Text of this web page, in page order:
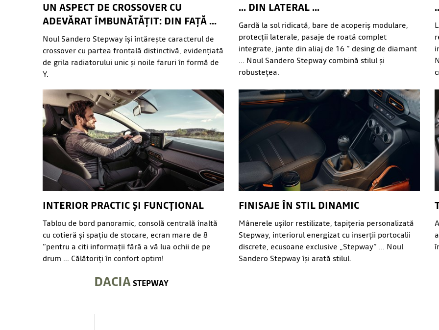
UN ASPECT DE CROSSOVER CU
ADEVĂRAT ÎMBUNĂTĂȚIT: DIN FAȚĂ ...
Noul Sandero Stepway își întărește caracterul de
crossover cu partea frontală distinctivă, evidențiată
de grila radiatorului unic și noile faruri în formă de
Y.
... DIN LATERAL ...
Gardă la sol ridicată, bare de acoperiș modulare,
protecții laterale, pasaje de roată complet
integrate, jante din aliaj de 16 ” desing de diamant
... Noul Sandero Stepway combină stilul și
robustețea.
INTERIOR PRACTIC ȘI FUNCȚIONAL
Tablou de bord panoramic, consolă centrală înaltă
cu cotieră și spațiu de stocare, ecran mare de 8
”pentru a citi informații fără a vă lua ochii de pe
drum ... Călătoriți în confort optim!
FINISAJE ÎN STIL DINAMIC
Mânerele ușilor restilizate, tapițeria personalizată
Stepway, interiorul energizat cu inserții portocalii
discrete, ecusoane exclusive „Stepway” ... Noul
Sandero Stepway își arată stilul.
DACIA STEPWAY